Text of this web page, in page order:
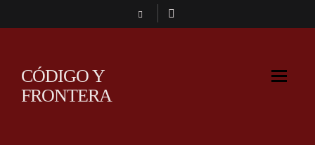
CÓDIGO Y
FRONTERA